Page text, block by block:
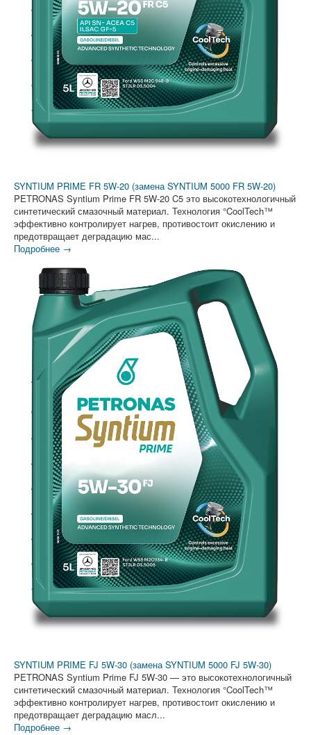
SYNTIUM PRIME FR 5W-20 (замена SYNTIUM 5000 FR 5W-20)
PETRONAS Syntium Prime FR 5W-20 C5 это высокотехнологичный
синтетический смазочный материал. Технология °CoolTech™
эффективно контролирует нагрев, противостоит окислению и
предотвращает деградацию мас...
Подробнее →
SYNTIUM PRIME FJ 5W-30 (замена SYNTIUM 5000 FJ 5W-30)
PETRONAS Syntium Prime FJ 5W-30 — это высокотехнологичный
синтетический смазочный материал. Технология °CoolTech™
эффективно контролирует нагрев, противостоит окислению и
предотвращает деградацию масл...
Подробнее →